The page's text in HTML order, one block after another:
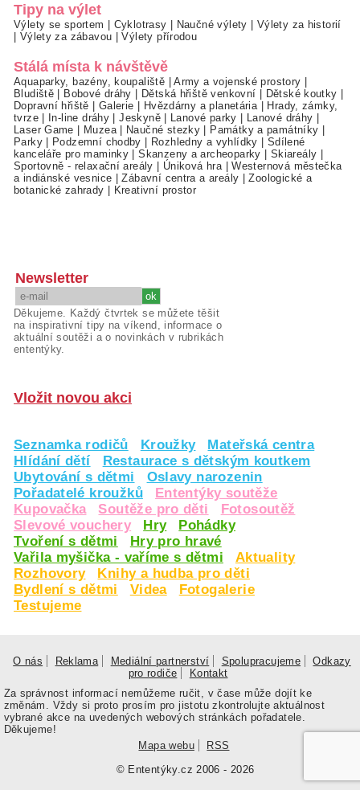
Tipy na výlet
Výlety se sportem Cyklotrasy Naučné výlety
Výlety za historií
Výlety za zábavou |Výlety přírodou
Stálá místa k návštěvě
Aquaparky, bazény, koupaliště |Army a vojenské prostory
Bludiště
Bobové dráhy Dětská hřiště venkovní Dětské koutky
Dopravní hřiště
Galerie Hvězdárny a planetária
Hrady, zámky,
tvrze| In-line dráhy |Jeskyně| Lanové parky Lanové dráhy
Laser Game
Muzea| Naučné stezky Památky a památníky
Parky| Podzemní chodby Rozhledny a vyhlídky
Sdílené
kanceláře pro maminky |Skanzeny a archeoparky Skiareály
Sportovně - relaxační areály
Úniková hra |Westernová městečka
a indiánské vesnice |Zábavní centra a areály |Zoologické a
botanické zahrady
Kreativní prostor
Newsletter
Děkujeme. Každý čtvrtek se můžete těšit
na inspirativní tipy na víkend, informace o
aktuální soutěži a o novinkách v rubrikách
ententýky.
Vložit novou akci
Seznamka rodičů Kroužky
Mateřská centra
Hlídání dětí
Restaurace s dětským koutkem
Ubytování s dětmi
Oslavy narozenin
Pořadatelé kroužků
Ententýky soutěže
Kupovačka
Soutěže pro děti
Fotosoutěž
Slevové vouchery
Hry
Pohádky
Tvoření s dětmi
Hry pro hravé
Vařila myšička - vaříme s dětmi
Aktuality
Rozhovory
Knihy a hudba pro děti
Bydlení s dětmi
Videa
Fotogalerie
Testujeme
O nás Reklama Mediální partnerství Spolupracujeme
Odkazy
pro rodiče
Kontakt
© Ententýky.cz 2006 - 2026
Za správnost informací nemůžeme ručit, v čase může dojít ke
změnám. Vždy si proto prosím pro jistotu zkontrolujte aktuálnost
vybrané akce na uvedených webových stránkách pořadatele.
Děkujeme!
Mapa webu
RSS